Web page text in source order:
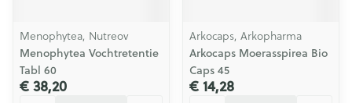
Menophytea, Nutreov
Menophytea Vochtretentie
Tabl 60
€ 38,20
Arkocaps, Arkopharma
Arkocaps Moerasspirea Bio
Caps 45
€ 14,28